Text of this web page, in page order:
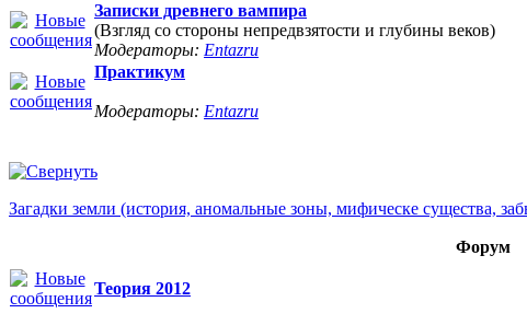
Записки древнего вампира
(Взгляд со стороны непредвзятости и глубины веков)
Модераторы: Entazru
Практикум
Модераторы: Entazru
Загадки земли (история, аномальные зоны, мифическе существа,
Форум
Теория 2012